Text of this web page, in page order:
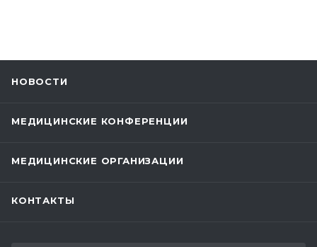
НОВОСТИ
МЕДИЦИНСКИЕ КОНФЕРЕНЦИИ
МЕДИЦИНСКИЕ ОРГАНИЗАЦИИ
КОНТАКТЫ